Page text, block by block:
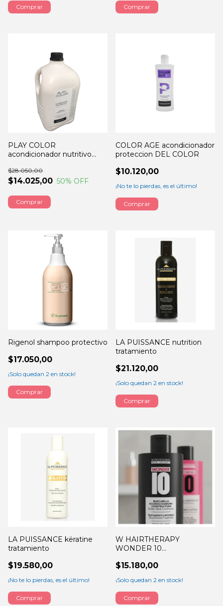
Comprar Comprar
PLAY COLOR
acondicionador nutritivo
$14.025,00
$28.050,00
50% OFF
COLOR AGE acondicionador
proteccion DEL COLOR
$10.120,00
¡No te lo pierdas, es el último!
Comprar
Rigenol shampoo protectivo
$17.050,00
¡Solo quedan 2 en stock!
Comprar
LA PUISSANCE nutrition
tratamiento
$21.120,00
¡Solo quedan 2 en stock!
Comprar
LA PUISSANCE këratine
tratamiento
$19.580,00
¡No te lo pierdas, es el último!
Comprar
W HAIRTHERAPY
WONDER 10
$15.180,00
¡Solo quedan 2 en stock!